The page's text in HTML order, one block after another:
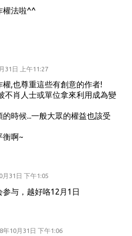
權法啦^^
31日 上午11:27
權,也尊重這些有創意的作者!
不肖人士或單位拿來利用成為變
時候...一般大眾的權益也該受
衡啊~
月31日 下午1:05
与，越好咯12月1日
年10月31日 下午1:06